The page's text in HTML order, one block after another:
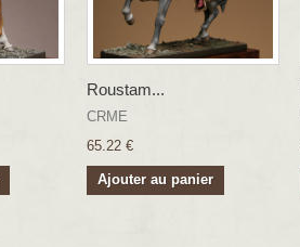
Roustam...
CRME
65.22 €
Ajouter au panier